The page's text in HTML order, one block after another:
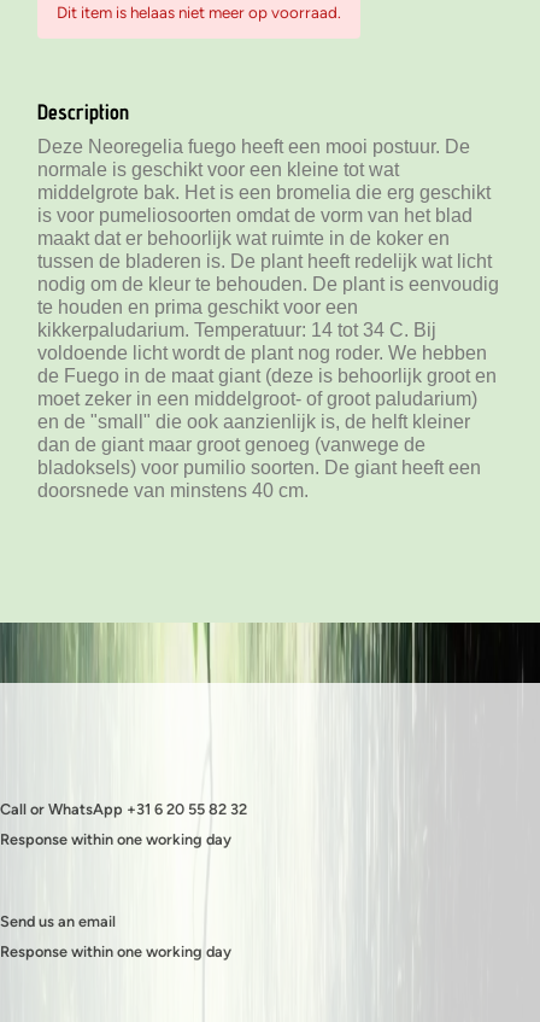
Dit item is helaas niet meer op voorraad.
Description
Deze Neoregelia fuego heeft een mooi postuur. De
normale is geschikt voor een kleine tot wat
middelgrote bak. Het is een bromelia die erg geschikt
is voor pumeliosoorten omdat de vorm van het blad
maakt dat er behoorlijk wat ruimte in de koker en
tussen de bladeren is. De plant heeft redelijk wat licht
nodig om de kleur te behouden. De plant is eenvoudig
te houden en prima geschikt voor een
kikkerpaludarium. Temperatuur: 14 tot 34 C. Bij
voldoende licht wordt de plant nog roder. We hebben
de Fuego in de maat giant (deze is behoorlijk groot en
moet zeker in een middelgroot- of groot paludarium)
en de "small" die ook aanzienlijk is, de helft kleiner
dan de giant maar groot genoeg (vanwege de
bladoksels) voor pumilio soorten. De giant heeft een
doorsnede van minstens 40 cm.
Call or WhatsApp +31 6 20 55 82 32
Response within one working day
Send us an email
Response within one working day